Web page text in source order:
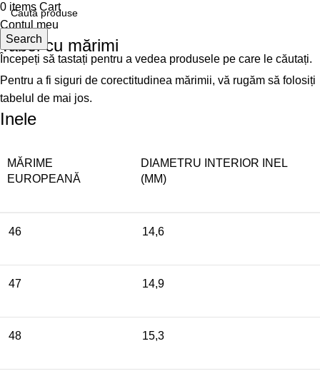
Search
Începeți să tastați pentru a vedea produsele pe care le căutați.
0 items Cart
Contul meu
Tabel cu mărimi
Pentru a fi siguri de corectitudinea mărimii, vă rugăm să folosiți
tabelul de mai jos.
Inele
MĂRIME
EUROPEANĂ
DIAMETRU INTERIOR INEL
(MM)
46 14,6
47 14,9
48 15,3